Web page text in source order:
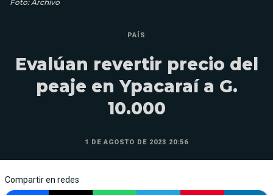
Foto: Archivo
PAÍS
Evalúan revertir precio del
peaje en Ypacaraí a G.
10.000
1 DE AGOSTO DE 2023 20:56
Compartir en redes